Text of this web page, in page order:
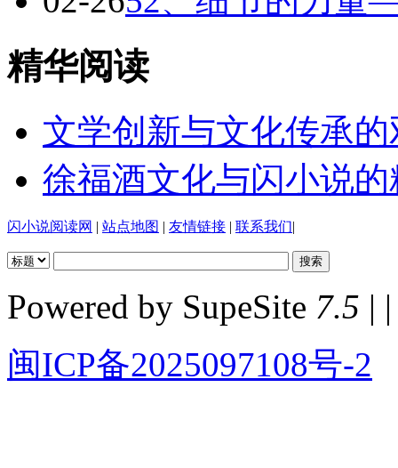
精华阅读
文学创新与文化传承
徐福酒文化与闪小说
闪小说阅读网 | 站点地图 | 友情链接 | 联系我们|
Powered by SupeSite 7.5 | |
闽ICP备2025097108号-2